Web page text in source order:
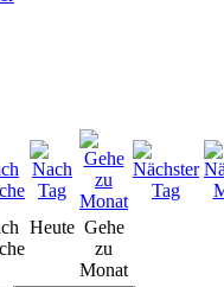
Heute Gehe
zu
Monat